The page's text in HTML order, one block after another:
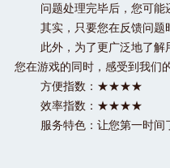
问题处理完毕后，您可能
其实，只要您在反馈问题时
此外，为了更广泛地了解用
您在游戏的同时，感受到我们
方便指数：★★★★
效率指数：★★★★
服务特色：让您第一时间了